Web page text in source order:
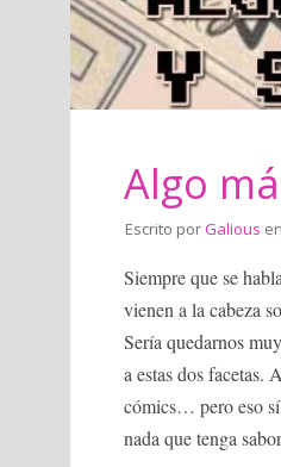
Algo
Escrito por Galious en
Siempre que se
vienen a la cabeza
Sería quedarnos
a estas dos facetas.
cómics… pero eso
nada que tenga